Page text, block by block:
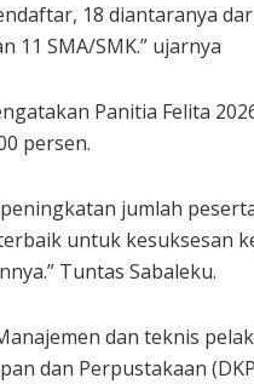
18 diantaranya
11 SMA/SMK.” ujarnya
Panitia Felita
persen.
jumlah
untuk kesuksesan
Tuntas Sabaleku.
dan teknis
dan Perpustakaan